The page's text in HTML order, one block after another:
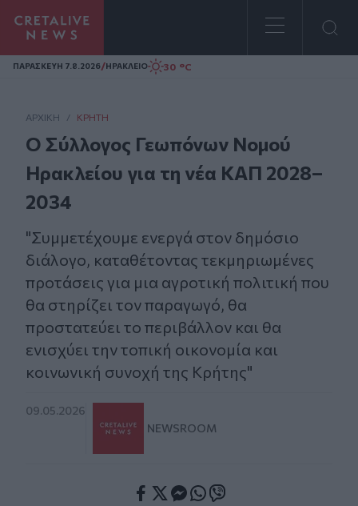
Homepage
ΠΑΡΑΣΚΕΥΗ 7.8.2026/ΗΡΑΚΛΕΙΟ 30 °C
ΑΡΧΙΚΗ / ΚΡΉΤΗ
Ο Σύλλογος Γεωπόνων Νομού
Ηρακλείου για τη νέα ΚΑΠ 2028–
2034
"Συμμετέχουμε ενεργά στον δημόσιο
διάλογο, καταθέτοντας τεκμηριωμένες
προτάσεις για μια αγροτική πολιτική που
θα στηρίζει τον παραγωγό, θα
προστατεύει το περιβάλλον και θα
ενισχύει την τοπική οικονομία και
κοινωνική συνοχή της Κρήτης"
09.05.2026
NEWSROOM